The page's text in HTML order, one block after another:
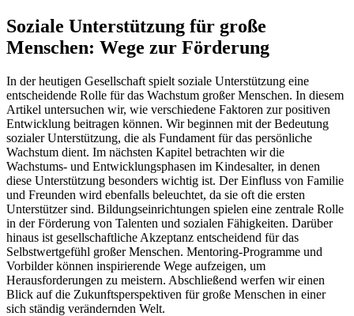
Soziale Unterstützung für große
Menschen: Wege zur Förderung
In der heutigen Gesellschaft spielt soziale Unterstützung eine
entscheidende Rolle für das Wachstum großer Menschen. In diesem
Artikel untersuchen wir, wie verschiedene Faktoren zur positiven
Entwicklung beitragen können. Wir beginnen mit der Bedeutung
sozialer Unterstützung, die als Fundament für das persönliche
Wachstum dient. Im nächsten Kapitel betrachten wir die
Wachstums- und Entwicklungsphasen im Kindesalter, in denen
diese Unterstützung besonders wichtig ist. Der Einfluss von Familie
und Freunden wird ebenfalls beleuchtet, da sie oft die ersten
Unterstützer sind. Bildungseinrichtungen spielen eine zentrale Rolle
in der Förderung von Talenten und sozialen Fähigkeiten. Darüber
hinaus ist gesellschaftliche Akzeptanz entscheidend für das
Selbstwertgefühl großer Menschen. Mentoring-Programme und
Vorbilder können inspirierende Wege aufzeigen, um
Herausforderungen zu meistern. Abschließend werfen wir einen
Blick auf die Zukunftsperspektiven für große Menschen in einer
sich ständig verändernden Welt.